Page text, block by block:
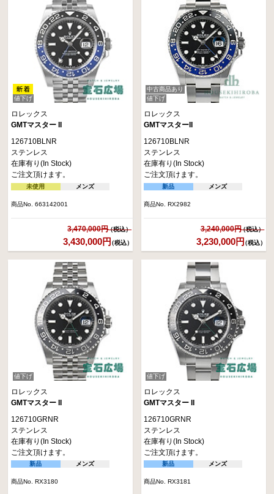
値下げ
ロレックス
GMTマスター II
126710BLNR
ステンレス
在庫有り(In Stock)
ご注文頂けます。
未使用 メンズ
商品No. 663142001
3,470,000円
3,430,000円（税込）
中古商品あり
値下げ
ロレックス
GMTマスターII
126710BLNR
ステンレス
在庫有り(In Stock)
ご注文頂けます。
新品 メンズ
商品No. RX2982
3,240,000円
3,230,000円（税込）
値下げ
ロレックス
GMTマスター II
126710GRNR
ステンレス
在庫有り(In Stock)
ご注文頂けます。
新品 メンズ
商品No. RX3180
値下げ
ロレックス
GMTマスター II
126710GRNR
ステンレス
在庫有り(In Stock)
ご注文頂けます。
新品 メンズ
商品No. RX3181